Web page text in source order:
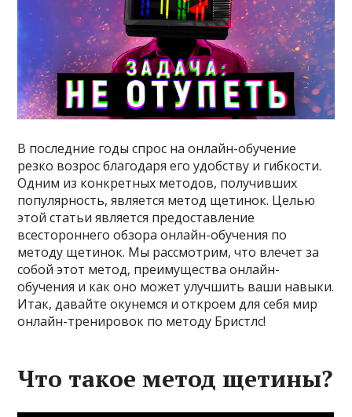
В последние годы спрос на онлайн-обучение
резко возрос благодаря его удобству и гибкости.
Одним из конкретных методов, получивших
популярность, является метод щетинок. Целью
этой статьи является предоставление
всестороннего обзора онлайн-обучения по
методу щетинок. Мы рассмотрим, что влечет за
собой этот метод, преимущества онлайн-
обучения и как оно может улучшить ваши навыки.
Итак, давайте окунемся и откроем для себя мир
онлайн-тренировок по методу Бристлс!
Что такое метод щетины?